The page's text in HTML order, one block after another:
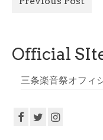
Official
三条楽音祭オフィ